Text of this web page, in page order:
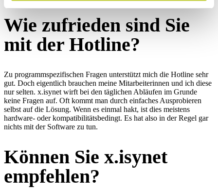
Wie zufrieden sind Sie
mit der Hotline?
Zu programmspezifischen Fragen unterstützt mich die Hotline sehr
gut. Doch eigentlich brauchen meine Mitarbeiterinnen und ich diese
nur selten. x.isynet wirft bei den täglichen Abläufen im Grunde
keine Fragen auf. Oft kommt man durch einfaches Ausprobieren
selbst auf die Lösung. Wenn es einmal hakt, ist dies meistens
hardware- oder kompatibilitätsbedingt. Es hat also in der Regel gar
nichts mit der Software zu tun.
Können Sie x.isynet
empfehlen?